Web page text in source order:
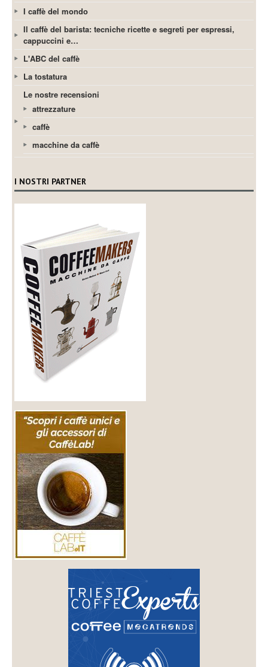
I caffè del mondo
Il caffè del barista: tecniche ricette e segreti per espressi,
cappuccini e…
L'ABC del caffè
La tostatura
Le nostre recensioni
attrezzature
caffè
macchine da caffè
I NOSTRI PARTNER